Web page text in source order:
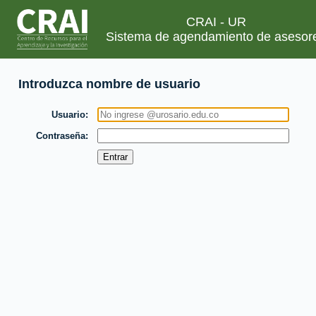
CRAI - UR
Sistema de agendamiento de
Introduzca nombre de usuario
Usuario
Contraseña